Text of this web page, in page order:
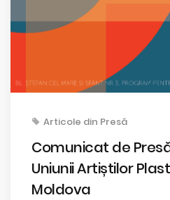
Articole din Presă
Comunicat de
Uniunii Artiștilor
Moldova